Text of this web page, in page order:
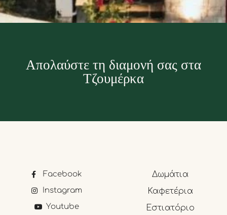
Απολαύστε τη διαμονή σας στα
Τζουμέρκα
Facebook
Instagram
Youtube
Δωμάτια
Καφετέρια
Εστιατόριο